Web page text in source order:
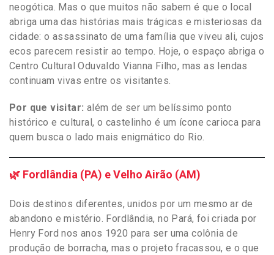
neogótica. Mas o que muitos não sabem é que o local
abriga uma das histórias mais trágicas e misteriosas da
cidade: o assassinato de uma família que viveu ali, cujos
ecos parecem resistir ao tempo. Hoje, o espaço abriga o
Centro Cultural Oduvaldo Vianna Filho, mas as lendas
continuam vivas entre os visitantes.
Por que visitar: além de ser um belíssimo ponto
histórico e cultural, o castelinho é um ícone carioca para
quem busca o lado mais enigmático do Rio.
🌿 Fordlândia (PA) e Velho Airão (AM)
Dois destinos diferentes, unidos por um mesmo ar de
abandono e mistério. Fordlândia, no Pará, foi criada por
Henry Ford nos anos 1920 para ser uma colônia de
produção de borracha, mas o projeto fracassou, e o que